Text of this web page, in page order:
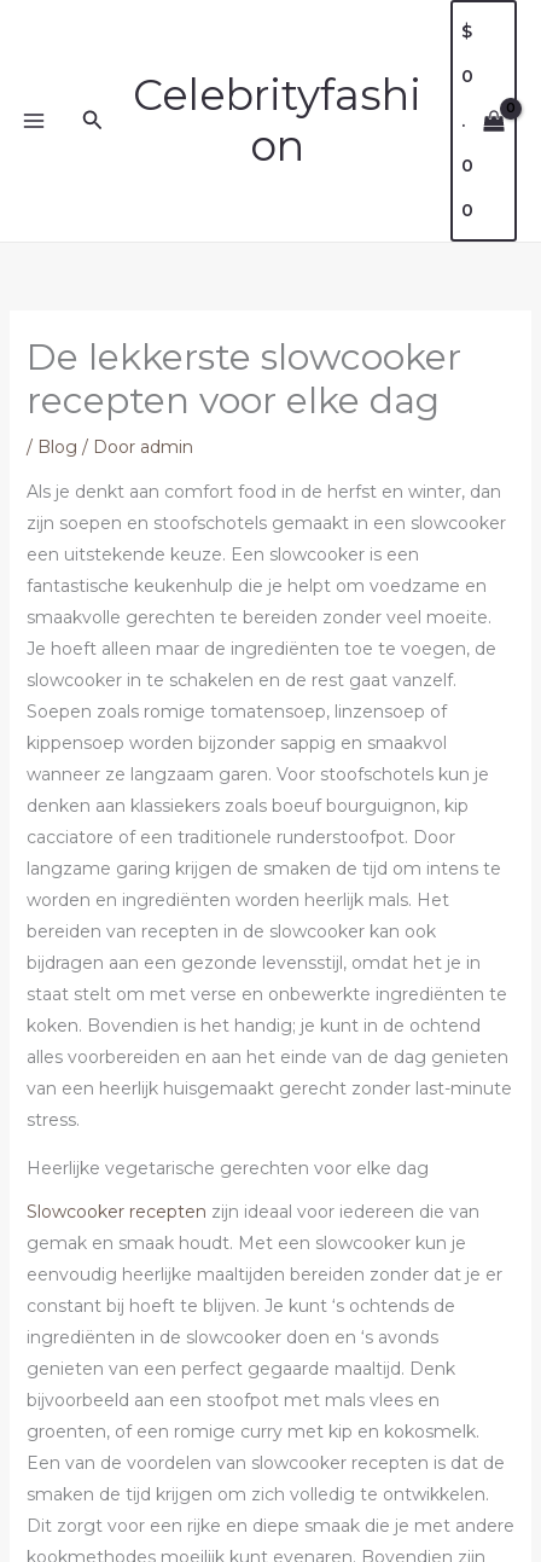
inhoud
ZoekenCelebrityfashi
on
$
0
.
0
0
De lekkerste slowcooker
recepten voor elke dag
/ Blog / Door admin
Als je denkt aan comfort food in de herfst en winter, dan
zijn soepen en stoofschotels gemaakt in een slowcooker
een uitstekende keuze. Een slowcooker is een
fantastische keukenhulp die je helpt om voedzame en
smaakvolle gerechten te bereiden zonder veel moeite.
Je hoeft alleen maar de ingrediënten toe te voegen, de
slowcooker in te schakelen en de rest gaat vanzelf.
Soepen zoals romige tomatensoep, linzensoep of
kippensoep worden bijzonder sappig en smaakvol
wanneer ze langzaam garen. Voor stoofschotels kun je
denken aan klassiekers zoals boeuf bourguignon, kip
cacciatore of een traditionele runderstoofpot. Door
langzame garing krijgen de smaken de tijd om intens te
worden en ingrediënten worden heerlijk mals. Het
bereiden van recepten in de slowcooker kan ook
bijdragen aan een gezonde levensstijl, omdat het je in
staat stelt om met verse en onbewerkte ingrediënten te
koken. Bovendien is het handig; je kunt in de ochtend
alles voorbereiden en aan het einde van de dag genieten
van een heerlijk huisgemaakt gerecht zonder last-minute
stress.
Heerlijke vegetarische gerechten voor elke dag
Slowcooker recepten zijn ideaal voor iedereen die van
gemak en smaak houdt. Met een slowcooker kun je
eenvoudig heerlijke maaltijden bereiden zonder dat je er
constant bij hoeft te blijven. Je kunt ‘s ochtends de
ingrediënten in de slowcooker doen en ‘s avonds
genieten van een perfect gegaarde maaltijd. Denk
bijvoorbeeld aan een stoofpot met mals vlees en
groenten, of een romige curry met kip en kokosmelk.
Een van de voordelen van slowcooker recepten is dat de
smaken de tijd krijgen om zich volledig te ontwikkelen.
Dit zorgt voor een rijke en diepe smaak die je met andere
kookmethodes moeilijk kunt evenaren. Bovendien zijn